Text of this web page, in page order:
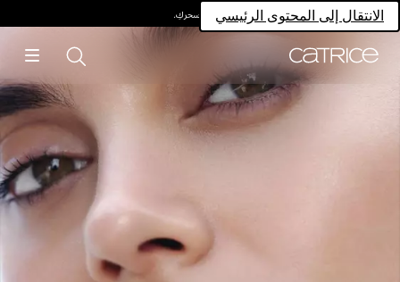
الانتقال إلى المحتوى الرئيسيامتلكي سحركِ.